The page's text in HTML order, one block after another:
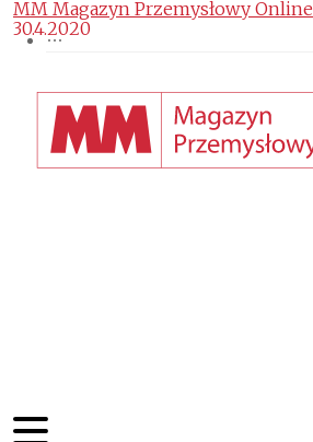
MM Magazyn Przemysłowy Online
30.4.2020